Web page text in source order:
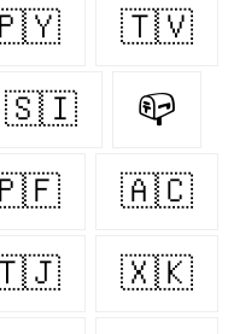
🇹🇻
🇸🇮 📪
🇦🇨
🇽🇰